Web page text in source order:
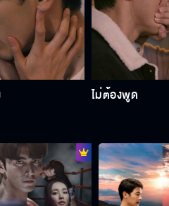
ไม่ต้องพูด